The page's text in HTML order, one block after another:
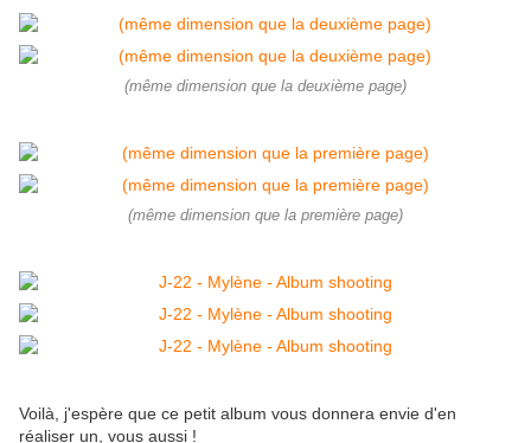
(même dimension que la deuxième page)
(même dimension que la première page)
Voilà, j'espère que ce petit album vous donnera envie d'en
réaliser un, vous aussi !